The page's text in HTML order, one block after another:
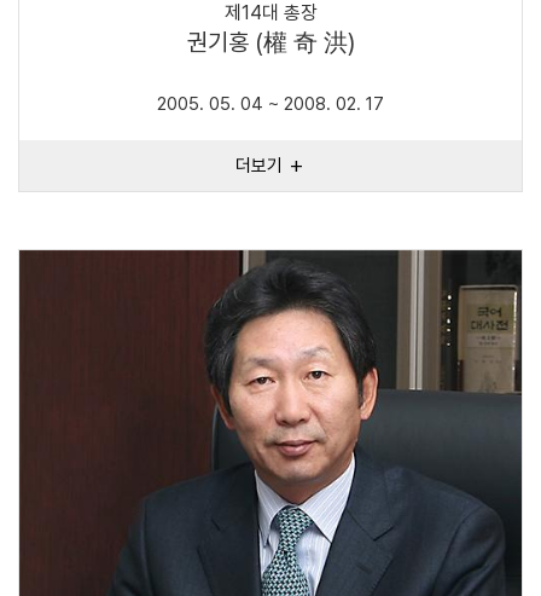
제14대 총장
권기홍 (權 奇 洪)
2005. 05. 04 ~ 2008. 02. 17
더보기 add